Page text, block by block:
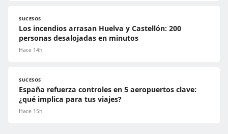
SUCESOS
Los incendios arrasan Huelva y Castellón: 200
personas desalojadas en minutos
Hace 14h
SUCESOS
España refuerza controles en 5 aeropuertos clave:
¿qué implica para tus viajes?
Hace 15h